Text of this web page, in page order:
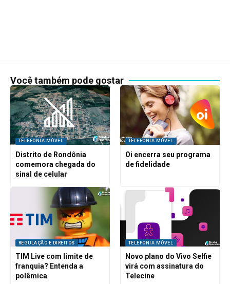
Você também pode gostar
TELEFONIA MÓVEL
Distrito de Rondônia
comemora chegada do
sinal de celular
TELEFONIA MÓVEL
Oi encerra seu programa
de fidelidade
REGULAÇÃO E DIREITOS
TIM Live com limite de
franquia? Entenda a
polêmica
TELEFONIA MÓVEL
Novo plano do Vivo Selfie
virá com assinatura do
Telecine